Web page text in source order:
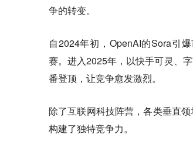
争的转变。
自2024年初，OpenAI的Sora引
赛。进入2025年，以快手可灵、
番登顶，让竞争愈发激烈。
除了互联网科技阵营，各类垂直
构建了独特竞争力。